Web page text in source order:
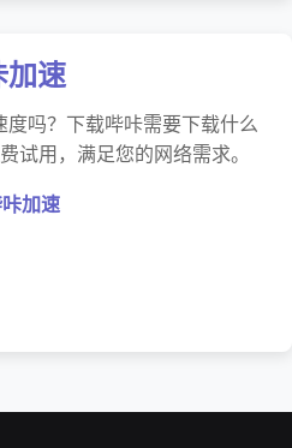
加速
吗？下载哔咔需要下载什么
试用，满足您的网络需求。
加速